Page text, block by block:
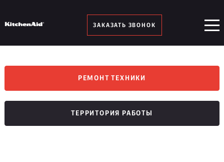
ЗАКАЗАТЬ ЗВОНОК
РЕМОНТ ТЕХНИКИ
ТЕРРИТОРИЯ РАБОТЫ